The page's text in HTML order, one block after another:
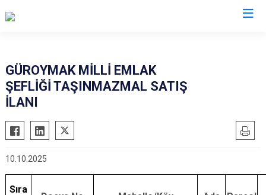
Adilcevaz
Güroymak
Tatvan
GÜROYMAK MİLLİ EMLAK
ŞEFLİĞİ TAŞINMAZMAL SATIŞ
İLANI
10.10.2025
Sıra